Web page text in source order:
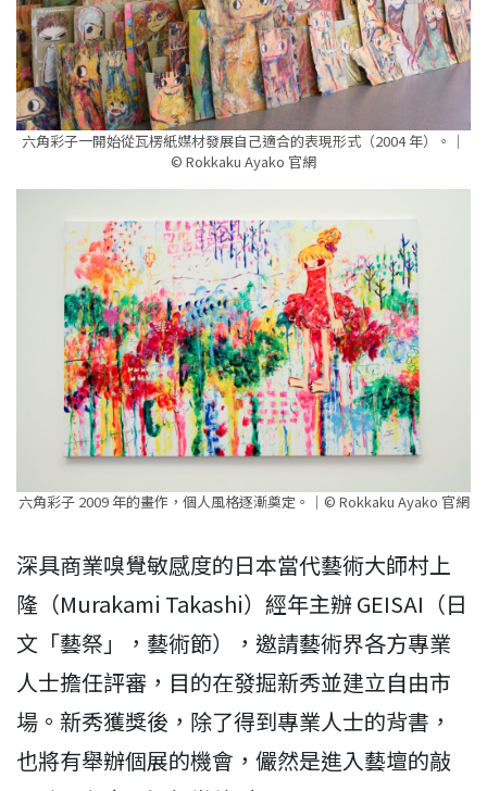
六角彩子一開始從瓦楞紙媒材發展自己適合的表現形式（2004 年）。｜
© Rokkaku Ayako 官網
六角彩子 2009 年的畫作，個人風格逐漸奠定。｜© Rokkaku Ayako 官網
深具商業嗅覺敏感度的日本當代藝術大師村上
隆（Murakami Takashi）經年主辦 GEISAI（日
文「藝祭」，藝術節），邀請藝術界各方專業
人士擔任評審，目的在發掘新秀並建立自由市
場。新秀獲獎後，除了得到專業人士的背書，
也將有舉辦個展的機會，儼然是進入藝壇的敲